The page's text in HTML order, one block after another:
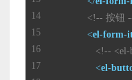
<!-- 按钮
<el-form-
<!-- <el-
<el-